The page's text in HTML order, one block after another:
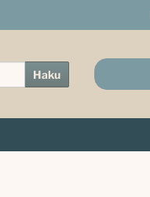
Haku